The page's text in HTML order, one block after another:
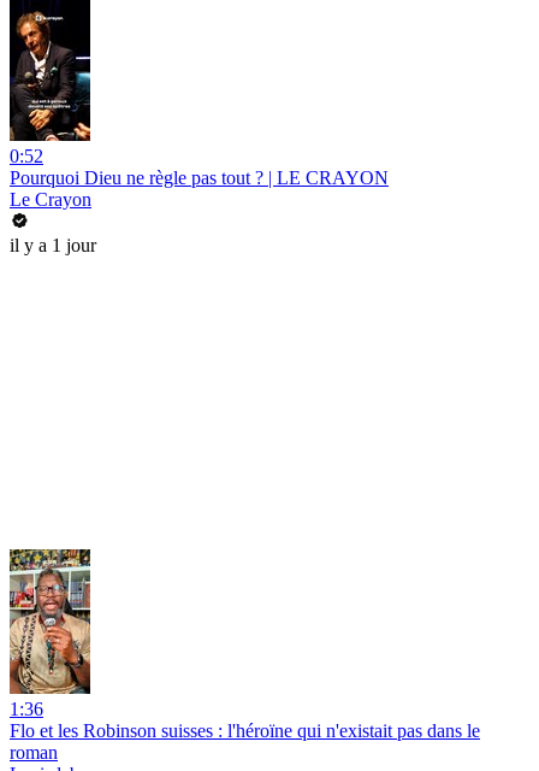
0:52
Pourquoi Dieu ne règle pas tout ? | LE CRAYON
Le Crayon
il y a 1 jour
1:36
Flo et les Robinson suisses : l'héroïne qui n'existait pas dans le
roman